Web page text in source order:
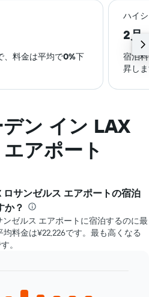
ハイ
2月
、料金は平均で0%下
宿泊
昇し
ン イン LAX
アポート
ロサンゼルス エアポート​の宿泊
か？
ンゼルス エアポートに宿泊するのに最
料金は¥22,226です。最も高くなる
。